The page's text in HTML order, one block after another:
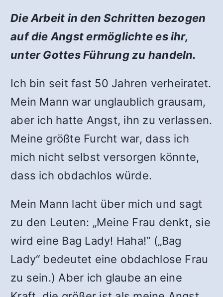
Die Arbeit in den Schritten bezogen
auf die Angst ermöglichte es ihr,
unter Gottes Führung zu handeln.
Ich bin seit fast 50 Jahren verheiratet.
Mein Mann war unglaublich grausam,
aber ich hatte Angst, ihn zu verlassen.
Meine größte Furcht war, dass ich
mich nicht selbst versorgen könnte,
dass ich obdachlos würde.
Mein Mann lacht über mich und sagt
zu den Leuten: „Meine Frau denkt, sie
wird eine Bag Lady! Haha!“ („Bag
Lady“ bedeutet eine obdachlose Frau
zu sein.) Aber ich glaube an eine